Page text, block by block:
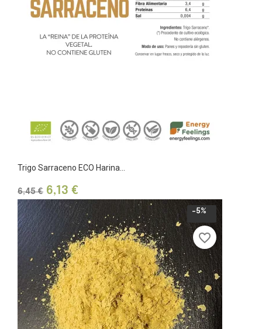
Trigo Sarraceno ECO Harina...
Precio
base
6,45 € Precio
6,13 €
-5%
favorite_border